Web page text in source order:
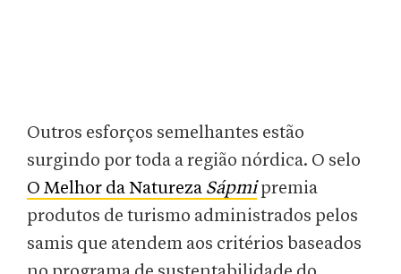
Outros esforços semelhantes estão
surgindo por toda a região nórdica. O selo
O Melhor da Natureza Sápmipremia
produtos de turismo administrados pelos
samis que atendem aos critérios baseados